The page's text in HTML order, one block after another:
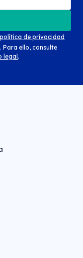
política de privacidad
Para ello, consulte
legal .